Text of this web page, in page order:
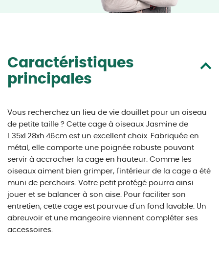
Caractéristiques
principales
Vous recherchez un lieu de vie douillet pour un oiseau
de petite taille ? Cette cage à oiseaux Jasmine de
L.35xl.28xh.46cm est un excellent choix. Fabriquée en
métal, elle comporte une poignée robuste pouvant
servir à accrocher la cage en hauteur. Comme les
oiseaux aiment bien grimper, l'intérieur de la cage a été
muni de perchoirs. Votre petit protégé pourra ainsi
jouer et se balancer à son aise. Pour faciliter son
entretien, cette cage est pourvue d'un fond lavable. Un
abreuvoir et une mangeoire viennent compléter ses
accessoires.